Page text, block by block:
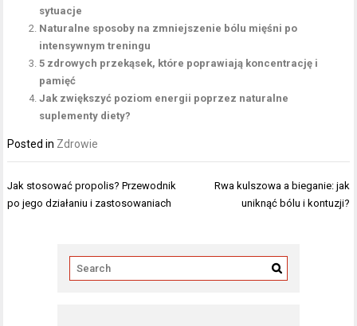
sytuacje
Naturalne sposoby na zmniejszenie bólu mięśni po
intensywnym treningu
5 zdrowych przekąsek, które poprawiają koncentrację i
pamięć
Jak zwiększyć poziom energii poprzez naturalne
suplementy diety?
Posted in Zdrowie
Nawigacja
wpisu
Jak stosować propolis? Przewodnik
po jego działaniu i zastosowaniach
Rwa kulszowa a bieganie: jak
uniknąć bólu i kontuzji?